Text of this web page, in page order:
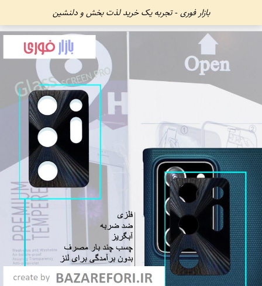
بازار فوری - تجربه یک خرید لذت بخش و دلنشین